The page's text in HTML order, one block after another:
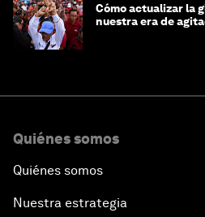
Cómo actualizar la
nuestra era de
Quiénes somos
Quiénes somos
Nuestra estrategia